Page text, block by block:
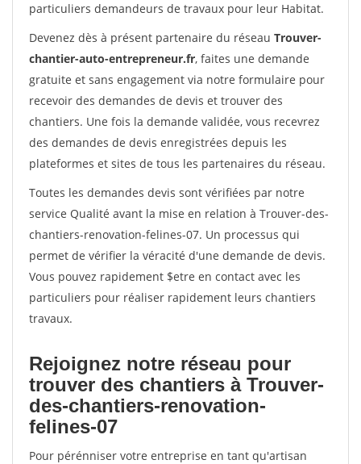
particuliers demandeurs de travaux pour leur Habitat.
Devenez dès à présent partenaire du réseau Trouver-
chantier-auto-entrepreneur.fr, faites une demande
gratuite et sans engagement via notre formulaire pour
recevoir des demandes de devis et trouver des
chantiers. Une fois la demande validée, vous recevrez
des demandes de devis enregistrées depuis les
plateformes et sites de tous les partenaires du réseau.
Toutes les demandes devis sont vérifiées par notre
service Qualité avant la mise en relation à Trouver-des-
chantiers-renovation-felines-07. Un processus qui
permet de vérifier la véracité d'une demande de devis.
Vous pouvez rapidement $etre en contact avec les
particuliers pour réaliser rapidement leurs chantiers
travaux.
Rejoignez notre réseau pour
trouver des chantiers à Trouver-
des-chantiers-renovation-
felines-07
Pour pérénniser votre entreprise en tant qu'artisan